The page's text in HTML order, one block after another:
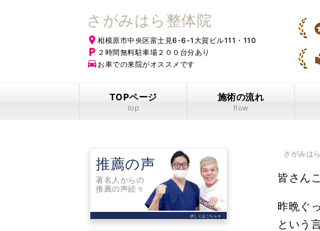
さがみはら整体院
place 相模原市中央区富士見6-6-1大賀ビル111・110
local_parking ２時間無料駐車場２００台分あり
time_to_leave お車での来院がオススメです
TOPページ
top
施術の流れ
flow
さがみは
皆さん
昨晩ぐ
という
推薦の声
著名人からの
推薦の声続々
詳しくはこちら arrow_forward